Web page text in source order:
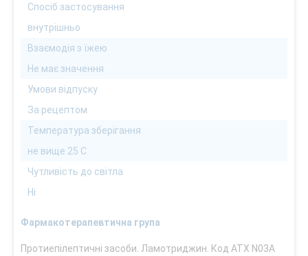
Спосіб застосування
внутрішньо
Взаємодія з їжею
Не має значення
Умови відпуску
За рецептом
Температура зберігання
не вище 25 С
Чутливість до світла
Ні
Фармакотерапевтична група
Протиепілептичні засоби. Ламотриджин. Код АТХ N03A